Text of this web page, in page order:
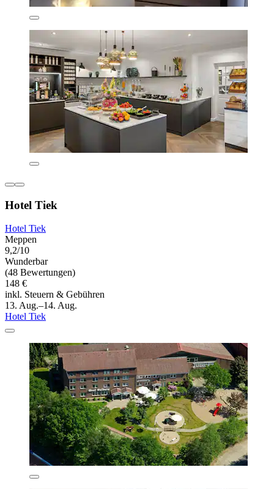
Hotel Tiek
Hotel Tiek
Meppen
9,2/10
Wunderbar
(48 Bewertungen)
148 €
inkl. Steuern & Gebühren
13. Aug.–14. Aug.
Hotel Tiek